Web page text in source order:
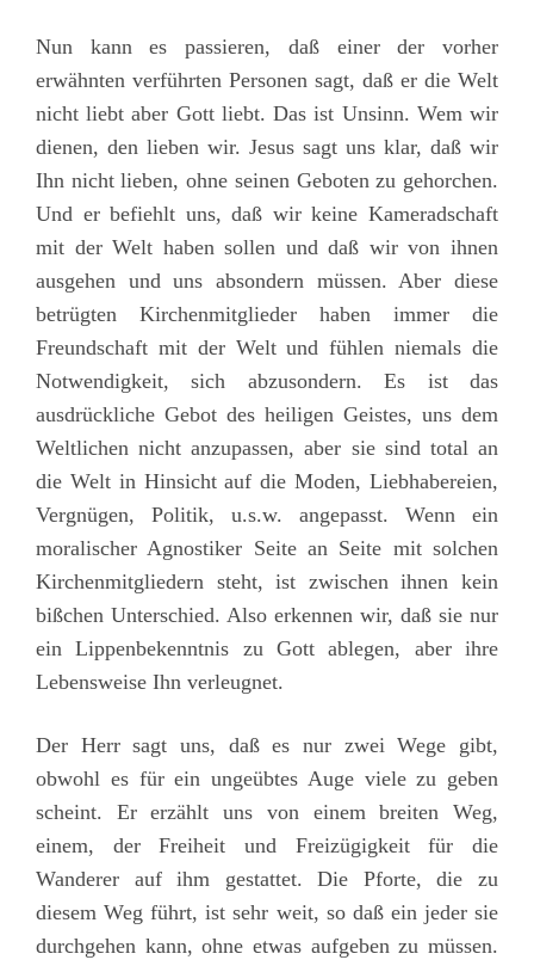
Nun kann es passieren, daß einer der vorher
erwähnten verführten Personen sagt, daß er die Welt
nicht liebt aber Gott liebt. Das ist Unsinn. Wem wir
dienen, den lieben wir. Jesus sagt uns klar, daß wir
Ihn nicht lieben, ohne seinen Geboten zu gehorchen.
Und er befiehlt uns, daß wir keine Kameradschaft
mit der Welt haben sollen und daß wir von ihnen
ausgehen und uns absondern müssen. Aber diese
betrügten Kirchenmitglieder haben immer die
Freundschaft mit der Welt und fühlen niemals die
Notwendigkeit, sich abzusondern. Es ist das
ausdrückliche Gebot des heiligen Geistes, uns dem
Weltlichen nicht anzupassen, aber sie sind total an
die Welt in Hinsicht auf die Moden, Liebhabereien,
Vergnügen, Politik, u.s.w. angepasst. Wenn ein
moralischer Agnostiker Seite an Seite mit solchen
Kirchenmitgliedern steht, ist zwischen ihnen kein
bißchen Unterschied. Also erkennen wir, daß sie nur
ein Lippenbekenntnis zu Gott ablegen, aber ihre
Lebensweise Ihn verleugnet.
Der Herr sagt uns, daß es nur zwei Wege gibt,
obwohl es für ein ungeübtes Auge viele zu geben
scheint. Er erzählt uns von einem breiten Weg,
einem, der Freiheit und Freizügigkeit für die
Wanderer auf ihm gestattet. Die Pforte, die zu
diesem Weg führt, ist sehr weit, so daß ein jeder sie
durchgehen kann, ohne etwas aufgeben zu müssen.